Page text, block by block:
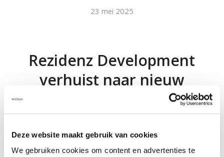
Deze website maakt gebruik van cookies
We gebruiken cookies om content en advertenties te
23 mei 2025
Rezidenz Development
verhuist naar nieuw